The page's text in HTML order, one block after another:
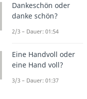
Dankeschön oder
danke schön?
2/3 – Dauer: 01:54
Eine Handvoll oder
eine Hand voll?
3/3 – Dauer: 01:37